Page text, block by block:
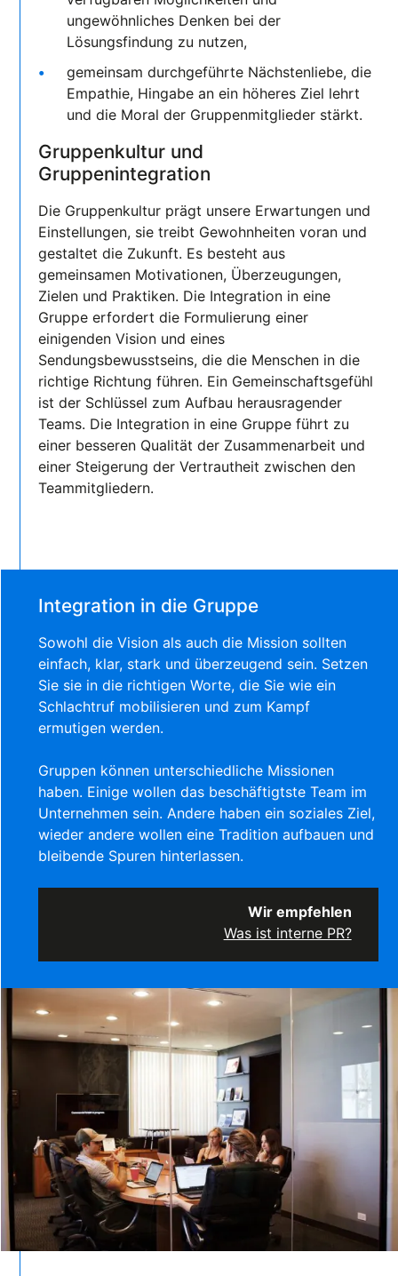
ungewöhnliches Denken bei der
Lösungsfindung zu nutzen,
gemeinsam durchgeführte Nächstenliebe, die
Empathie, Hingabe an ein höheres Ziel lehrt
und die Moral der Gruppenmitglieder stärkt.
Gruppenkultur und
Gruppenintegration
Die Gruppenkultur prägt unsere Erwartungen und
Einstellungen, sie treibt Gewohnheiten voran und
gestaltet die Zukunft. Es besteht aus
gemeinsamen Motivationen, Überzeugungen,
Zielen und Praktiken. Die Integration in eine
Gruppe erfordert die Formulierung einer
einigenden Vision und eines
Sendungsbewusstseins, die die Menschen in die
richtige Richtung führen. Ein Gemeinschaftsgefühl
ist der Schlüssel zum Aufbau herausragender
Teams. Die Integration in eine Gruppe führt zu
einer besseren Qualität der Zusammenarbeit und
einer Steigerung der Vertrautheit zwischen den
Teammitgliedern.
Integration in die Gruppe
Sowohl die Vision als auch die Mission sollten
einfach, klar, stark und überzeugend sein. Setzen
Sie sie in die richtigen Worte, die Sie wie ein
Schlachtruf mobilisieren und zum Kampf
ermutigen werden.
Gruppen können unterschiedliche Missionen
haben. Einige wollen das beschäftigtste Team im
Unternehmen sein. Andere haben ein soziales Ziel,
wieder andere wollen eine Tradition aufbauen und
bleibende Spuren hinterlassen.
Wir empfehlen
Was ist interne PR?